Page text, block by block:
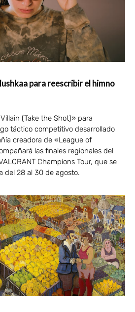
para reescribir el himno
(Take the Shot)» para
táctico competitivo desarrollado
creadora de «League of
las finales regionales del
Champions Tour, que se
del 28 al 30 de agosto.